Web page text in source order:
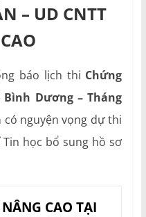
– UD CNTT
báo lịch thi Chứng
Dương – Tháng
nguyện vọng dự thi
học bổ sung hồ sơ
CAO TẠI